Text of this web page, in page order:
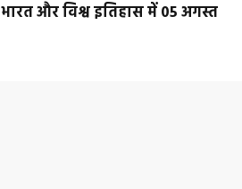
भारत और विश्व इतिहास में 05 अगस्त